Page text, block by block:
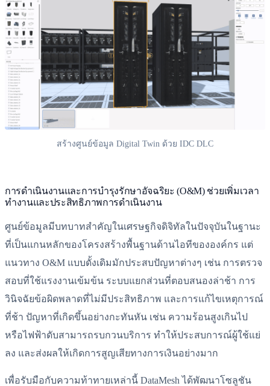
สร้างศูนย์ข้อมูล Digital Twin ด้วย IDC DLC
การดำเนินงานและการบำรุงรักษาอัจฉริยะ (O&M) ช่วยเพิ่มเวลา
ทำงานและประสิทธิภาพการดำเนินงาน
ศูนย์ข้อมูลมีบทบาทสำคัญในเศรษฐกิจดิจิทัลในปัจจุบันในฐานะ
ที่เป็นแกนหลักของโครงสร้างพื้นฐานด้านไอทีขององค์กร แต่
แนวทาง O&M แบบดั้งเดิมมักประสบปัญหาต่างๆ เช่น การตรวจ
สอบที่ใช้แรงงานเข้มข้น ระบบแยกส่วนที่ตอบสนองล่าช้า การ
วินิจฉัยข้อผิดพลาดที่ไม่มีประสิทธิภาพ และการแก้ไขเหตุการณ์
ที่ช้า ปัญหาที่เกิดขึ้นอย่างกะทันหัน เช่น ความร้อนสูงเกินไป
หรือไฟฟ้าดับสามารถรบกวนบริการ ทำให้ประสบการณ์ผู้ใช้แย่
ลง และส่งผลให้เกิดการสูญเสียทางการเงินอย่างมาก
เพื่อรับมือกับความท้าทายเหล่านี้ DataMesh ได้พัฒนาโซลูชัน